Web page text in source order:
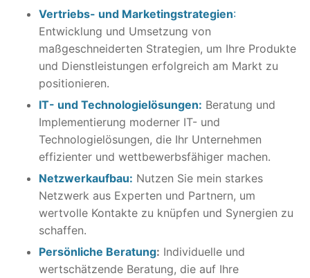
Vertriebs- und Marketingstrategien:
Entwicklung und Umsetzung von
maßgeschneiderten Strategien, um Ihre Produkte
und Dienstleistungen erfolgreich am Markt zu
positionieren.
IT- und Technologielösungen: Beratung und
Implementierung moderner IT- und
Technologielösungen, die Ihr Unternehmen
effizienter und wettbewerbsfähiger machen.
Netzwerkaufbau: Nutzen Sie mein starkes
Netzwerk aus Experten und Partnern, um
wertvolle Kontakte zu knüpfen und Synergien zu
schaffen.
Persönliche Beratung: Individuelle und
wertschätzende Beratung, die auf Ihre